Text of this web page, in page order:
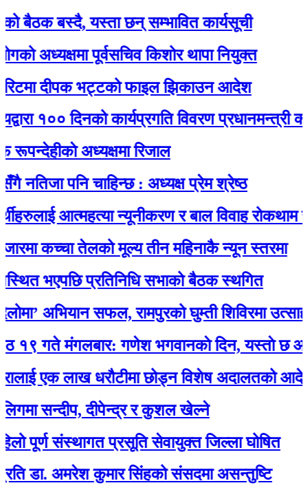
बस्दै, यस्ता छन् सम्भावित कार्यसूची
पूर्वसचिव किशोर थापा नियुक्त
दीपक भट्टको फाइल झिकाउन आदेश
१०० दिनको कार्यप्रगति विवरण प्रधानमन्त्री
अध्यक्षमा रिजाल
पनि चाहिन्छ : अध्यक्ष प्रेम श्रेष्ठ
आत्महत्या न्यूनीकरण र बाल विवाह रोकथाम
कच्चा तेलको मूल्य तीन महिनाकै न्यून स्तरमा
प्रतिनिधि सभाको बैठक स्थगित
सफल, रामपुरको घुम्ती शिविरमा उत्साहजनक
मंगलबार: गणेश भगवानकाे दिन, यस्ताे छ आजको
एक लाख धरौटीमा छोड्न विशेष अदालतको आदेश
सन्दीप, दीपेन्द्र र कुशल खेल्ने
संस्थागत प्रसूति सेवायुक्त जिल्ला घोषित
अमरेश कुमार सिंहको संसदमा असन्तुष्टि